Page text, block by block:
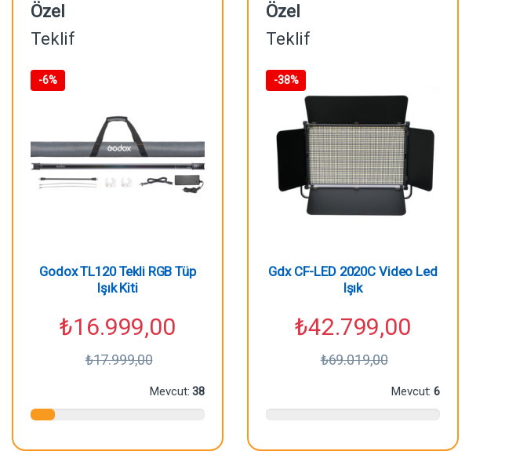
Özel
Teklif
-6%
Godox TL120 Tekli RGB Tüp
Işık Kiti
₺16.999,00
₺17.999,00
Mevcut:38
Özel
Teklif
-38%
Gdx CF-LED 2020C Video Led
Işık
₺42.799,00
₺69.019,00
Mevcut:6